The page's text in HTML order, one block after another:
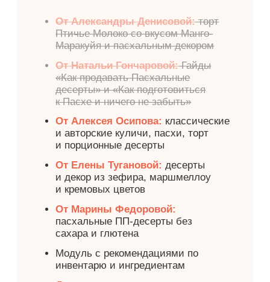
Имбирно-медовое тесто
Шоколадное тесто
Архангельские козули
Виды теста и айсинга
Ваши подарки за
полную оплату,
в рассрочку от
банков или
Долями
пасхальным пряникам